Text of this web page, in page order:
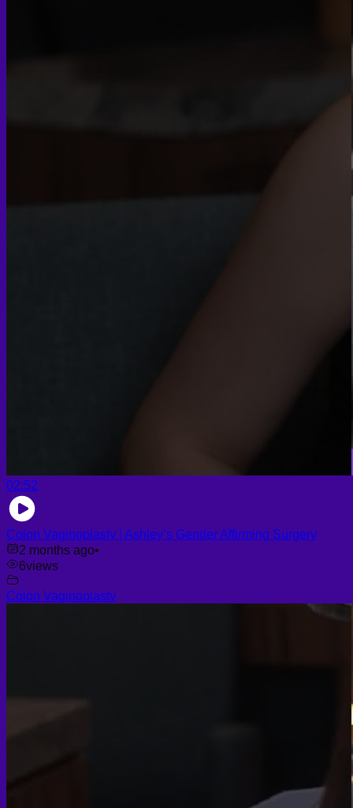
02:52
Colon Vaginoplasty | Ashley’s Gender Affirming Surgery
2 months ago•
6views
Colon Vaginoplasty